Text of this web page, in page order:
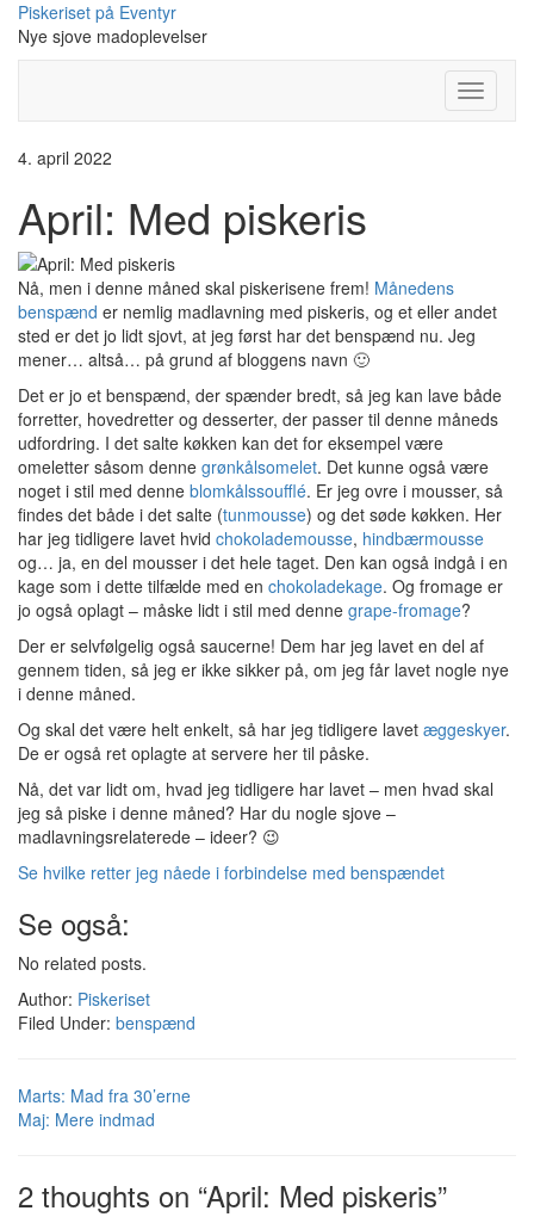
Skip
content
Piskeriset på Eventyr
Nye sjove madoplevelser
Toggle
4. april 2022
April: Med piskeris
Nå, men i denne måned skal piskerisene frem! Månedens
benspænd er nemlig madlavning med piskeris, og et eller andet
sted er det jo lidt sjovt, at jeg først har det benspænd nu. Jeg
mener… altså… på grund af bloggens navn 🙂
Det er jo et benspænd, der spænder bredt, så jeg kan lave både
forretter, hovedretter og desserter, der passer til denne måneds
udfordring. I det salte køkken kan det for eksempel være
omeletter såsom denne grønkålsomelet. Det kunne også være
noget i stil med denne blomkålssoufflé. Er jeg ovre i mousser, så
findes det både i det salte (tunmousse) og det søde køkken. Her
har jeg tidligere lavet hvid chokolademousse, hindbærmousse
og… ja, en del mousser i det hele taget. Den kan også indgå i en
kage som i dette tilfælde med en chokoladekage. Og fromage er
jo også oplagt – måske lidt i stil med denne grape-fromage?
Der er selvfølgelig også saucerne! Dem har jeg lavet en del af
gennem tiden, så jeg er ikke sikker på, om jeg får lavet nogle nye
i denne måned.
Og skal det være helt enkelt, så har jeg tidligere lavet æggeskyer.
De er også ret oplagte at servere her til påske.
Nå, det var lidt om, hvad jeg tidligere har lavet – men hvad skal
jeg så piske i denne måned? Har du nogle sjove –
madlavningsrelaterede – ideer? 😉
Se hvilke retter jeg nåede i forbindelse med benspændet
Se også:
No related posts.
Author: Piskeriset
Filed Under: benspænd
Marts: Mad fra 30’erne
Maj: Mere indmad
2 thoughts on “April: Med piskeris”